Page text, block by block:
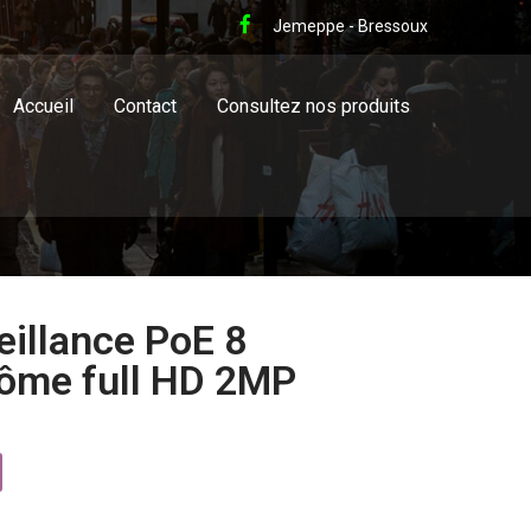
Jemeppe - Bressoux
Accueil Contact Consultez nos produits
PoE 8
full HD 2MP